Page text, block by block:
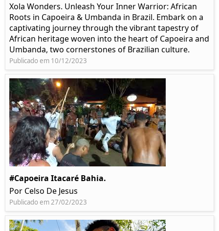
Xola Wonders. Unleash Your Inner Warrior: African
Roots in Capoeira & Umbanda in Brazil. Embark on a
captivating journey through the vibrant tapestry of
African heritage woven into the heart of Capoeira and
Umbanda, two cornerstones of Brazilian culture.
Publicado em 10/12/2023
#Capoeira Itacaré Bahia.
Por Celso De Jesus
Publicado em 27/02/2023